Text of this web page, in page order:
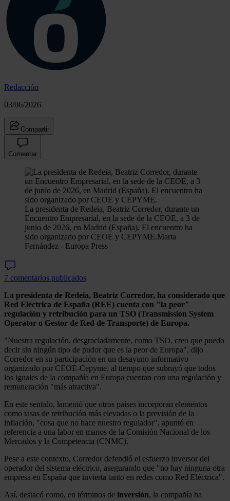
Redacción
03/06/2026
Compartir
Comentar
La presidenta de Redeia, Beatriz Corredor, durante un
Encuentro Empresarial, en la sede de la CEOE, a 3 de
junio de 2026, en Madrid (España). El encuentro ha
sido organizado por CEOE y CEPYME.Marta
Fernández - Europa Press
7 comentarios publicados
La presidenta de Redeia, Beatriz Corredor, ha considerado que
Red Eléctrica de España (REE) cuenta con "la peor"
regulación y retribución para un TSO (Transmission System
Operator o Gestor de Red de Transporte) de Europa.
"Nuestra regulación, desgraciadamente, como TSO, creo que puedo
decir sin ningún tipo de pudor que es la peor de Europa", dijo
Corredor en su participación en un desayuno informativo
organizado por CEOE-Cepyme, al tiempo que subrayó que todos
los iguales de la compañía en Europa cuentan con una regulación y
remuneración "más atractiva".
En este sentido, lamentó que otros países incorporan elementos
como tasas de retribución más elevadas o la previsión de la
inflación, "cosa que no hace nuestro regulador", apuntó en
referencia a una labor en manos de la Comisión Nacional de los
Mercados y la Competencia (CNMC).
Pese a este contexto, Corredor defendió el esfuerzo inversor del
operador del sistema eléctrico, asegurando que "no hay ninguna otra
empresa en España que invierta tanto en redes como Red Eléctrica".
Así, destacó como, en términos de inversión, la compañía ha